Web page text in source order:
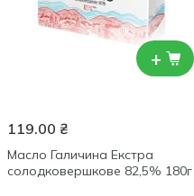
+
119.00 ₴
Масло Галичина Екстра
солодковершкове 82,5% 180г